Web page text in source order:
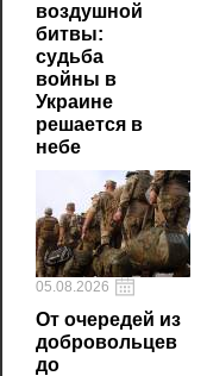
воздушной
битвы:
судьба
войны в
Украине
решается в
небе
05.08.2026
От очередей из
добровольцев
до